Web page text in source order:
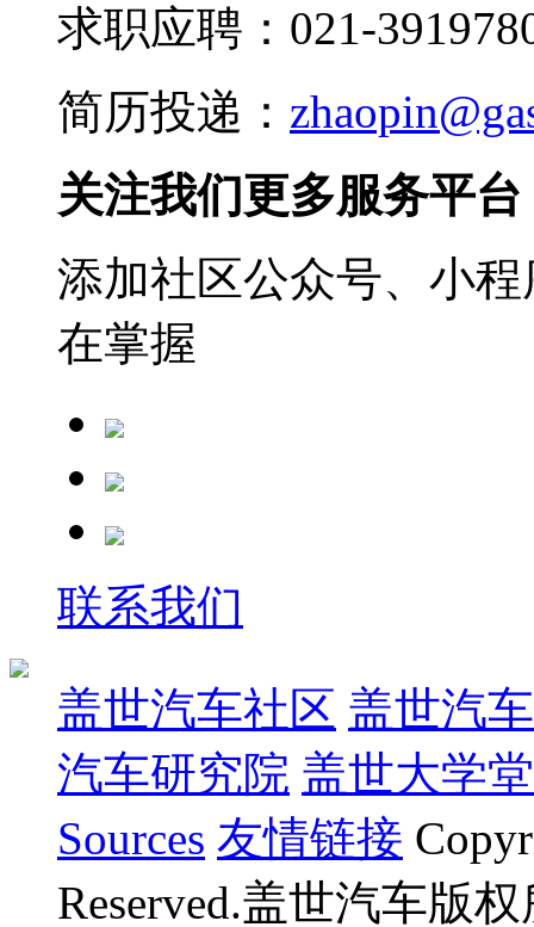
求职应聘：021-
简历投递：
关注我们更多服务平台
添加社区公众号、小
在掌握
联系我们
盖世汽车社区 盖世汽
汽车研究院 盖世大学堂
Sources 友情链接
Reserved.盖世汽车版